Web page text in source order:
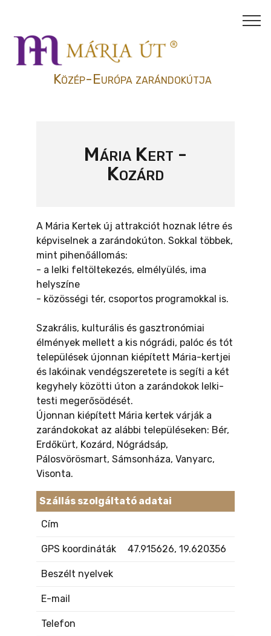
Közép-Európa zarándokútja
Mária Kert -
Kozárd
A Mária Kertek új attrakciót hoznak létre és
képviselnek a zarándokúton. Sokkal többek,
mint pihenőállomás:
- a lelki feltöltekezés, elmélyülés, ima
helyszíne
- közösségi tér, csoportos programokkal is.
Szakrális, kulturális és gasztronómiai
élmények mellett a kis nógrádi, palóc és tót
települések újonnan kiépített Mária-kertjei
és lakóinak vendégszeretete is segíti a két
kegyhely közötti úton a zarándokok lelki-
testi megerősödését.
Újonnan kiépített Mária kertek várják a
zarándokokat az alábbi településeken: Bér,
Erdőkürt, Kozárd, Nógrádsáp,
Pálosvörösmart, Sámsonháza, Vanyarc,
Visonta.
Szállás szolgáltató adatai
Cím
GPS koordináták 47.915626, 19.620356
Beszélt nyelvek
E-mail
Telefon